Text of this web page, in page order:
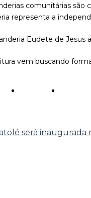
comunitárias
representa a
Eudete de Jesus
vem buscando
será inaugurada